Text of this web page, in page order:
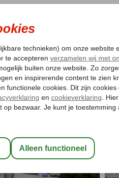
ZOMER 2026 ZONVAKANTIE
Laagsteprijsgarantie* Gratis
Hotel